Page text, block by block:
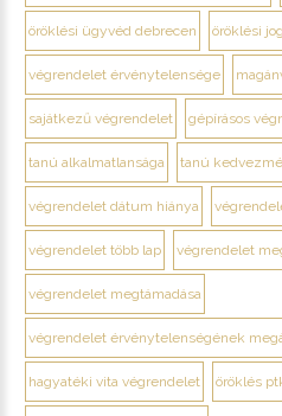
öröklési ügyvéd debrecen öröklési
végrendelet érvénytelensége
sajátkezű végrendelet gépírásos
tanú alkalmatlansága tanú
végrendelet dátum hiánya
végrendelet több lap végrendelet
végrendelet megtámadása
végrendelet érvénytelenségének
hagyatéki vita végrendelet öröklés